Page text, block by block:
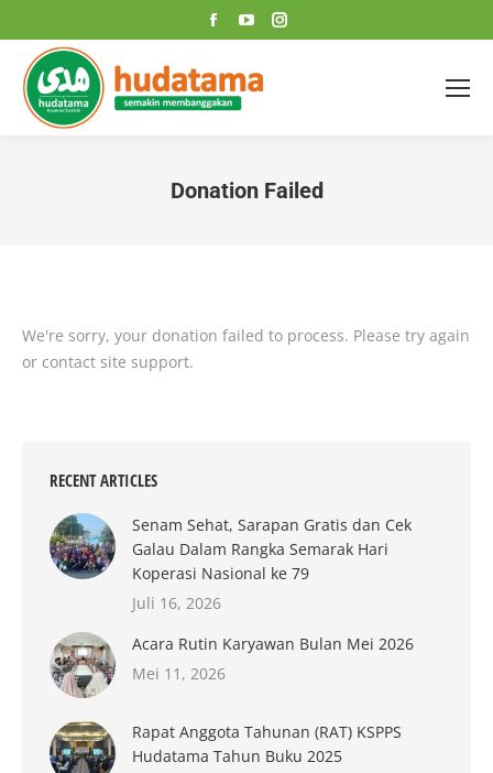
Facebook
page
opens
in
YouTube
page
opens
page
Donation Failed
We're sorry, your donation failed to process. Please try again
or contact site support.
RECENT ARTICLES
Senam Sehat, Sarapan Gratis dan Cek
Galau Dalam Rangka Semarak Hari
Koperasi Nasional ke 79
Juli 16, 2026
Acara Rutin Karyawan Bulan Mei 2026
Mei 11, 2026
Rapat Anggota Tahunan (RAT) KSPPS
Hudatama Tahun Buku 2025